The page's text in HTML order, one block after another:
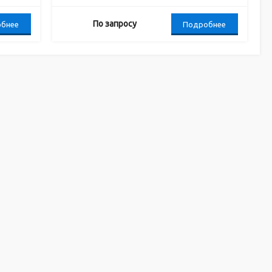
По запросу Подробнее